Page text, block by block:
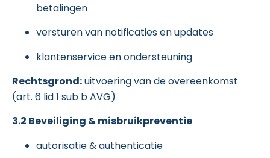
betalingen
versturen van notificaties en updates
klantenservice en ondersteuning
Rechtsgrond:uitvoering van de overeenkomst
(art. 6 lid 1 sub b AVG)
3.2 Beveiliging & misbruikpreventie
autorisatie & authenticatie